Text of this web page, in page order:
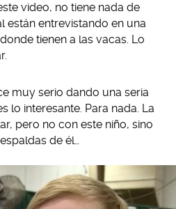
video, no tiene nada de
están entrevistando en una
tienen a las vacas. Lo
muy serio dando una seria
lo interesante. Para nada. La
pero no con este niño, sino
de él…